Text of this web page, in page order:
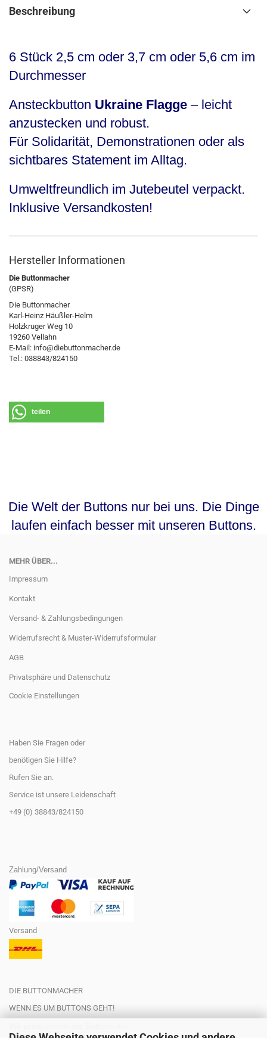
Beschreibung
6 Stück 2,5 cm oder 3,7 cm oder 5,6 cm im
Durchmesser
Ansteckbutton Ukraine Flagge – leicht
anzustecken und robust.
Für Solidarität, Demonstrationen oder als
sichtbares Statement im Alltag.
Umweltfreundlich im Jutebeutel verpackt.
Inklusive Versandkosten!
Hersteller Informationen
Die Buttonmacher
(GPSR)
Die Buttonmacher
Karl-Heinz Häußler-Helm
Holzkruger Weg 10
19260 Vellahn
E-Mail: info@diebuttonmacher.de
Tel.: 038843/824150
teilen
Die Welt der Buttons nur bei uns. Die Dinge
laufen einfach besser mit unseren Buttons.
MEHR ÜBER...
Impressum
Kontakt
Versand- & Zahlungsbedingungen
Widerrufsrecht & Muster-Widerrufsformular
AGB
Privatsphäre und Datenschutz
Cookie Einstellungen
Haben Sie Fragen oder
benötigen Sie Hilfe?
Rufen Sie an.
Service ist unsere Leidenschaft
+49 (0) 38843/824150
Zahlung/Versand
Versand
DIE BUTTONMACHER
WENN ES UM BUTTONS GEHT!